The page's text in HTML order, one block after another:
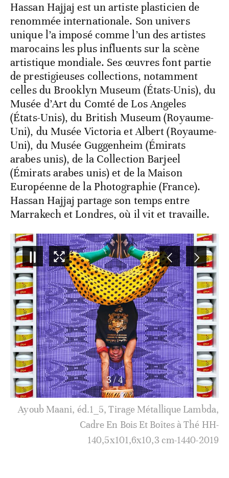
Hassan Hajjaj est un artiste plasticien de
renommée internationale. Son univers
unique l’a imposé comme l’un des artistes
marocains les plus influents sur la scène
artistique mondiale. Ses œuvres font partie
de prestigieuses collections, notamment
celles du Brooklyn Museum (États-Unis), du
Musée d’Art du Comté de Los Angeles
(États-Unis), du British Museum (Royaume-
Uni), du Musée Victoria et Albert (Royaume-
Uni), du Musée Guggenheim (Émirats
arabes unis), de la Collection Barjeel
(Émirats arabes unis) et de la Maison
Européenne de la Photographie (France).
Hassan Hajjaj partage son temps entre
Marrakech et Londres, où il vit et travaille.
3/4
Ayoub Maani, éd.1_5, Tirage Métallique Lambda,
Cadre En Bois Et Boîtes à Thé HH-
140,5x101,6x10,3 cm-1440-2019